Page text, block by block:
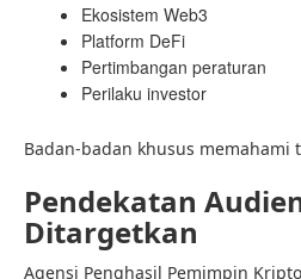
Ekosistem Web3
Platform DeFi
Pertimbangan peraturan
Perilaku investor
Badan-badan khusus memahami
Pendekatan
Ditargetkan
Agensi Penghasil Pemimpin